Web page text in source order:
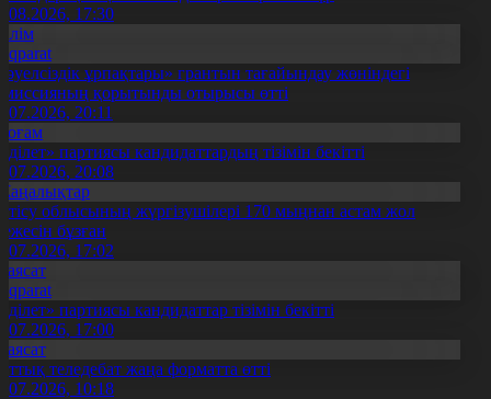
17:30
ұрпақтары» грантын тағайындау жөніндегі
қорытынды отырысы өтті
20:11
партиясы кандидаттардың тізімін бекітті
20:08
облысының жүргізушілері 170 мыңнан астам жол
бұзған
17:02
партиясы кандидаттар тізімін бекітті
17:00
теледебат жаңа форматта өтті
10:18